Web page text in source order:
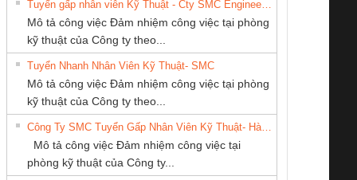
An Toàn
Contact
– PSR-
SCP-
FSP/2X1/1X2
Bộ giám sát chuỗi
tấm pin
TRANSCLINIC 16I+
1K5 L (2433950000)
Bộ giám sát dòng
TRANSCLINIC 16I+
(2008130000)
TY CỔ
TỰ ĐỘNG
HƯNG
Cty TNHH TM QC
Ba Miền
CÔNG TY TNHH
DỊCH VỤ XNK
PHƯƠNG NAM
Mô tả công việc Đảm nhiệm công việc tại phòng
kỹ thuật của Công ty theo...
Tuyển Nhanh Nhân Viên Kỹ Thuật- SMC
Mô tả công việc Đảm nhiệm công việc tại phòng
kỹ thuật của Công ty theo...
Mô tả công việc Đảm nhiệm công việc tại
phòng kỹ thuật của Công ty...